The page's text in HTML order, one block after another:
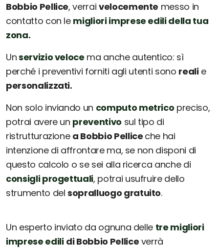
Bobbio Pellice, verrai velocemente messo in
contatto con le migliori imprese edili della tua
zona.
Unservizio veloce ma anche autentico: sì
perché i preventivi forniti agli utenti sono realie
personalizzati.
Non solo inviando un computo metrico preciso,
potrai avere un preventivo sul tipo di
ristrutturazione a Bobbio Pellice che hai
intenzione di affrontare ma, se non disponi di
questo calcolo o se sei alla ricerca anche di
consigli progettuali, potrai usufruire dello
strumento delsopralluogo gratuito.
Un esperto inviato da ognuna delle tre migliori
imprese edili di Bobbio Pellice verrà